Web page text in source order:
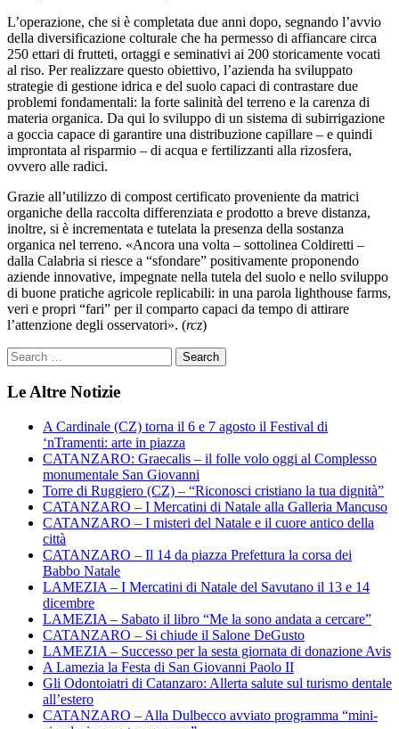
L’operazione, che si è completata due anni dopo, segnando l’avvio
della diversificazione colturale che ha permesso di affiancare circa
250 ettari di frutteti, ortaggi e seminativi ai 200 storicamente vocati
al riso. Per realizzare questo obiettivo, l’azienda ha sviluppato
strategie di gestione idrica e del suolo capaci di contrastare due
problemi fondamentali: la forte salinità del terreno e la carenza di
materia organica. Da qui lo sviluppo di un sistema di subirrigazione
a goccia capace di garantire una distribuzione capillare – e quindi
improntata al risparmio – di acqua e fertilizzanti alla rizosfera,
ovvero alle radici.
Grazie all’utilizzo di compost certificato proveniente da matrici
organiche della raccolta differenziata e prodotto a breve distanza,
inoltre, si è incrementata e tutelata la presenza della sostanza
organica nel terreno. «Ancora una volta – sottolinea Coldiretti –
dalla Calabria si riesce a “sfondare” positivamente proponendo
aziende innovative, impegnate nella tutela del suolo e nello sviluppo
di buone pratiche agricole replicabili: in una parola lighthouse farms,
veri e propri “fari” per il comparto capaci da tempo di attirare
l’attenzione degli osservatori». (rcz)
Le Altre Notizie
A Cardinale (CZ) torna il 6 e 7 agosto il Festival di
‘nTramenti: arte in piazza
CATANZARO: Graecalis – il folle volo oggi al Complesso
monumentale San Giovanni
Torre di Ruggiero (CZ) – “Riconosci cristiano la tua dignità”
CATANZARO – I Mercatini di Natale alla Galleria Mancuso
CATANZARO – I misteri del Natale e il cuore antico della
città
CATANZARO – Il 14 da piazza Prefettura la corsa dei
Babbo Natale
LAMEZIA – I Mercatini di Natale del Savutano il 13 e 14
dicembre
LAMEZIA – Sabato il libro “Me la sono andata a cercare”
CATANZARO – Si chiude il Salone DeGusto
LAMEZIA – Successo per la sesta giornata di donazione Avis
A Lamezia la Festa di San Giovanni Paolo II
Gli Odontoiatri di Catanzaro: Allerta salute sul turismo dentale
all’estero
CATANZARO – Alla Dulbecco avviato programma “mini-